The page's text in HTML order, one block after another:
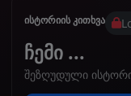
ისტორიის კითხვა
ჩემი ...
შეზღუდული